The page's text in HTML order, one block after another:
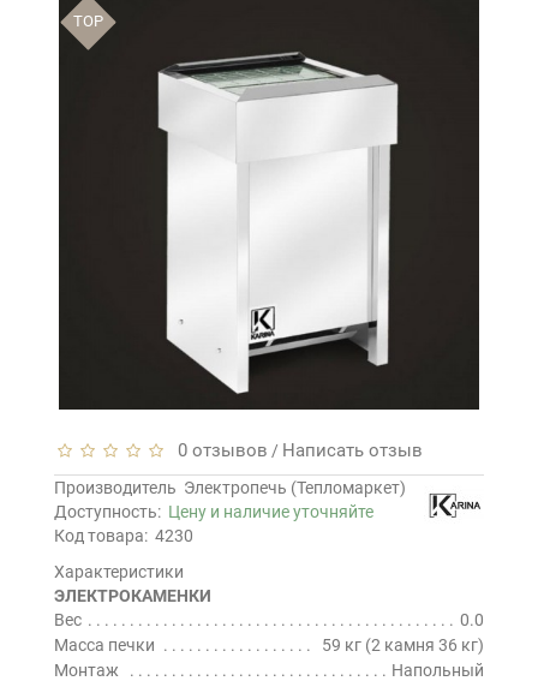
TOP
0 отзывов / Написать отзыв
Производитель Электропечь (Тепломаркет)
Доступность: Цену и наличие уточняйте
Код товара: 4230
Характеристики
ЭЛЕКТРОКАМЕНКИ
Вес
0.0
Масса печки
59 кг (2 камня 36 кг)
Монтаж
Напольный